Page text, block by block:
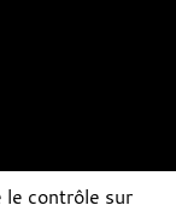
le contrôle sur